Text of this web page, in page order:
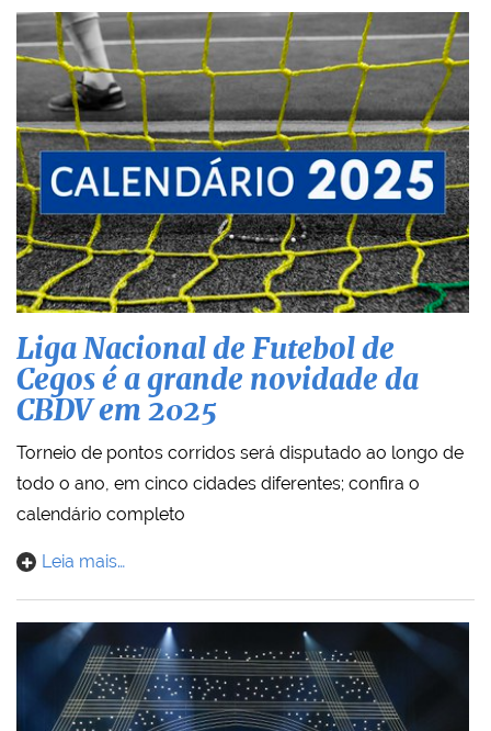
Liga Nacional de Futebol de
Cegos é a grande novidade da
CBDV em 2025
Torneio de pontos corridos será disputado ao longo de
todo o ano, em cinco cidades diferentes; confira o
calendário completo
Leia mais…